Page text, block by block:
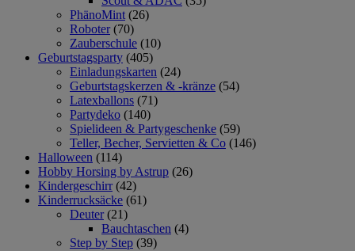
PhänoMint (26)
Roboter (70)
Zauberschule (10)
Geburtstagsparty (405)
Einladungskarten (24)
Geburtstagskerzen & -kränze (54)
Latexballons (71)
Partydeko (140)
Spielideen & Partygeschenke (59)
Teller, Becher, Servietten & Co (146)
Halloween (114)
Hobby Horsing by Astrup (26)
Kindergeschirr (42)
Kinderrucksäcke (61)
Deuter (21)
Bauchtaschen (4)
Step by Step (39)